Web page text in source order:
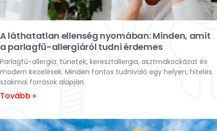
A láthatatlan ellenség nyomában: Minden, amit
a parlagfű-allergiáról tudni érdemes
Parlagfű-allergia: tünetek, keresztallergia, asztmakockázat és
modern kezelések. Minden fontos tudnivaló egy helyen, hiteles
szakmai források alapján.
Tovább »